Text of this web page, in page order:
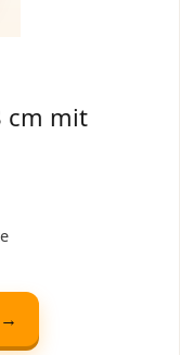
cm mit